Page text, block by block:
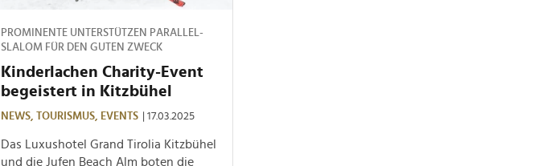
PROMINENTE UNTERSTÜTZEN PARALLEL-
SLALOM FÜR DEN GUTEN ZWECK
Kinderlachen Charity-Event
begeistert in Kitzbühel
NEWS, TOURISMUS, EVENTS | 17.03.2025
Das Luxushotel Grand Tirolia Kitzbühel
und die Jufen Beach Alm boten die